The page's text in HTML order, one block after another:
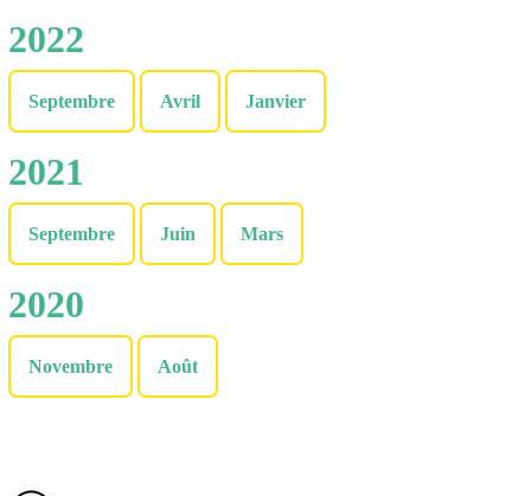
2022
Septembre Avril Janvier
2021
Septembre Juin Mars
2020
Novembre Août